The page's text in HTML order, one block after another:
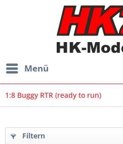
Menü
1:8 Buggy RTR (ready to run)
Filtern